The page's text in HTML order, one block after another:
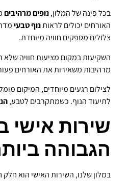
בכל פינה של המלון,נופים מרהיבים
האורחים יכולים לראותנוף טבעי
צלולים מספקים חוויה מיוחדת.
השקיעות במקום מציעות חוויה
מרהיבות משאירות את האורחים
לצילום רגעים מיוחדים, המיקום
לתיעוד הנוף. כשמתקרבים לטבע,
שירות אישי
הגבוהה
במלון שלנו, השירות האישי הוא חלק